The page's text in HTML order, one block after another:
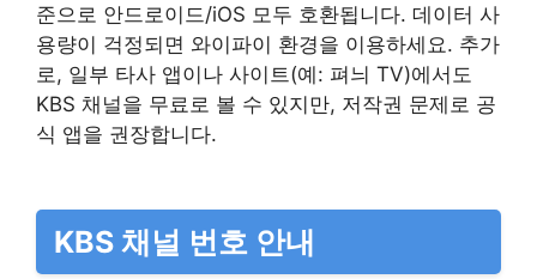
준으로 안드로이드/iOS 모두 호환됩니다. 데이터 사
용량이 걱정되면 와이파이 환경을 이용하세요. 추가
로, 일부 타사 앱이나 사이트(예: 펴늬 TV)에서도
KBS 채널을 무료로 볼 수 있지만, 저작권 문제로 공
식 앱을 권장합니다.
KBS 채널 번호 안내